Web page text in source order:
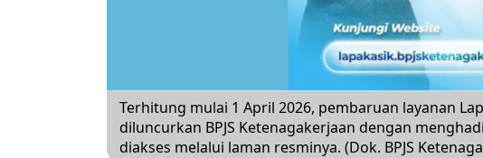
Terhitung mulai 1 April 2026, pembaruan layanan
diluncurkan BPJS Ketenagakerjaan dengan
diakses melalui laman resminya. (Dok. BPJS